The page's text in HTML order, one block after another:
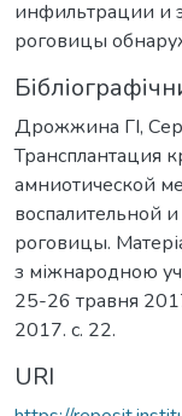
инфильтрации и
роговицы
Дрожжина ГІ,
Трансплантация
амниотической
воспалительной
роговицы.
з міжнародною
25-26 травня
2017. c. 22.
URI